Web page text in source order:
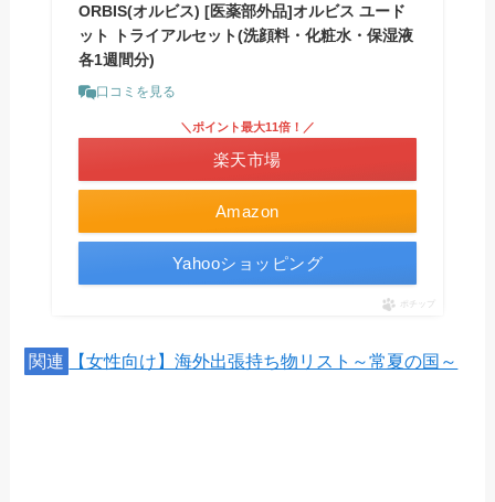
ORBIS(オルビス) [医薬部外品]オルビス ユード
ット トライアルセット(洗顔料・化粧水・保湿液
各1週間分)
口コミを見る
Amazon
＼ポイント最大11倍！／
楽天市場
Yahooショッピング
ポチップ
関連 【女性向け】海外出張持ち物リスト～常夏の国～